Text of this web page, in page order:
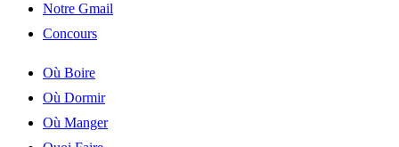
Notre Gmail
Concours
Où Boire
Où Dormir
Où Manger